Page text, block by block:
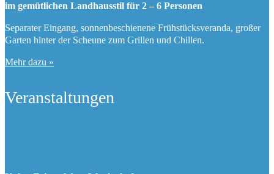
im gemütlichen Landhausstil für 2 – 6 Personen
Separater Eingang, sonnenbeschienene Frühstücksveranda, großer
Garten hinter der Scheune zum Grillen und Chillen.
Mehr dazu »
Veranstaltungen